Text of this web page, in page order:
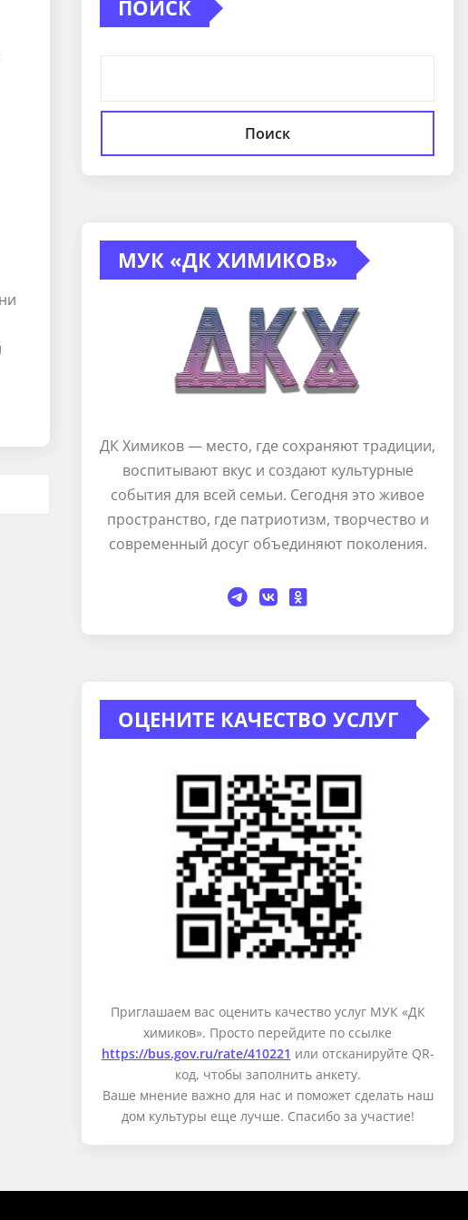
ПОИСК
Поиск
МУК «ДК ХИМИКОВ»
ДК Химиков — место, где сохраняют традиции,
воспитывают вкус и создают культурные
события для всей семьи. Сегодня это живое
пространство, где патриотизм, творчество и
современный досуг объединяют поколения.
ОЦЕНИТЕ КАЧЕСТВО УСЛУГ
Приглашаем вас оценить качество услуг МУК «ДК
химиков». Просто перейдите по ссылке
https://bus.gov.ru/rate/410221 или отсканируйте QR-
код, чтобы заполнить анкету.
Ваше мнение важно для нас и поможет сделать наш
дом культуры еще лучше. Спасибо за участие!